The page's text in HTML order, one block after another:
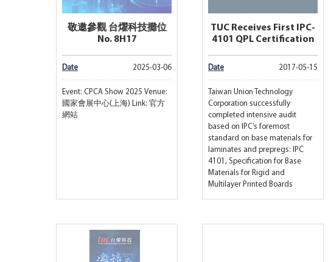
敬邀參觀 台燿科技攤位
No. 8H17
Date 2025-03-06
Event: CPCA Show 2025 Venue:
國家會展中心(上海) Link: 官方
網站
TUC Receives First IPC-
4101 QPL Certification
Date 2017-05-15
Taiwan Union Technology
Corporation successfully
completed intensive audit
based on IPC’s foremost
standard on base materials for
laminates and prepregs: IPC
4101, Specification for Base
Materials for Rigid and
Multilayer Printed Boards